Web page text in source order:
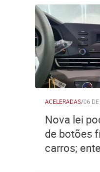
ACELERADAS/06
Nova lei
de botões
carros;